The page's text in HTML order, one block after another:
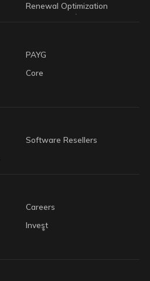
Renewal Optimization
PAYG
Core
Software Resellers
Careers
Invest